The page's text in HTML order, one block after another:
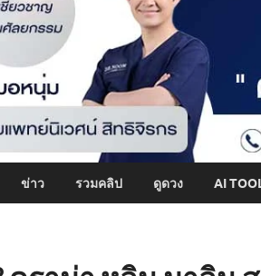
ข่าว รวมคลิป ดูดวง AI